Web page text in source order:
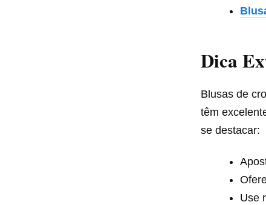
Dica
Blusas de
têm
se destacar:
Use